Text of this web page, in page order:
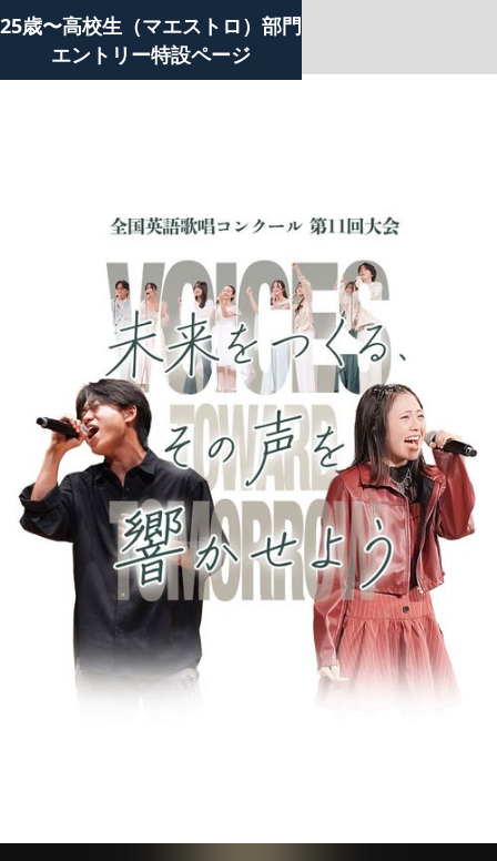
25歳〜高校生（マエストロ）部門
エントリー特設ページ